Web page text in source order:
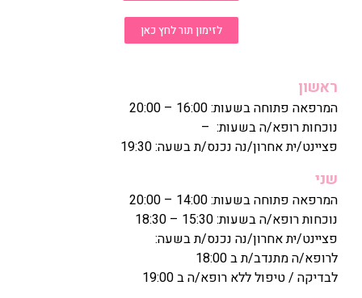
לזימון תור לחץ כאן
ראשון
המרפאה פתוחה בשעות: 16:00 – 20:00
נוכחות רופא/ה בשעות: –
פציינט/ית אחרון/נה נכנס/ת בשעה: 19:30
שני
המרפאה פתוחה בשעות: 14:00 – 20:00
נוכחות רופא/ה בשעות: 15:30 – 18:30
פציינט/ית אחרון/נה נכנס/ת בשעה:
לרופא/ה מתנדב/ת ב 18:00
לבדיקה / טיפול ללא רופא/ה ב 19:00